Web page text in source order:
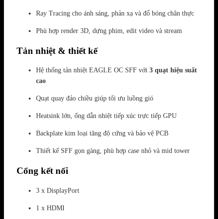
Ray Tracing cho ánh sáng, phản xạ và đổ bóng chân thực
Phù hợp render 3D, dựng phim, edit video và stream
Tản nhiệt & thiết kế
Hệ thống tản nhiệt EAGLE OC SFF với 3 quạt hiệu suất
cao
Quạt quay đảo chiều giúp tối ưu luồng gió
Heatsink lớn, ống dẫn nhiệt tiếp xúc trực tiếp GPU
Backplate kim loại tăng độ cứng và bảo vệ PCB
Thiết kế SFF gọn gàng, phù hợp case nhỏ và mid tower
Cổng kết nối
3 x DisplayPort
1 x HDMI